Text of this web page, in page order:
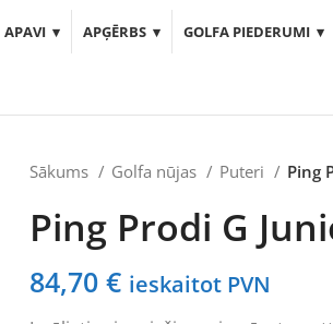
APAVI APĢĒRBS GOLFA PIEDERUMI
Sākums Golfa nūjas Puteri Ping
Ping Prodi G
84,70 € ieskaitot PVN